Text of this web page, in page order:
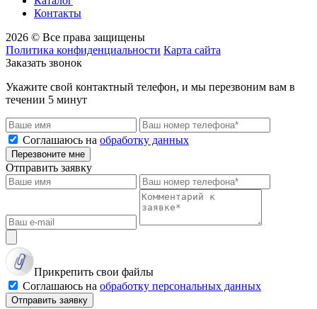
Контакты
2026 © Все права защищены
Политика конфиденциальности Карта сайта
Заказать звонок
Укажите свой контактный телефон, и мы перезвоним вам в
течении 5 минут
Соглашаюсь на обработку данных
Перезвоните мне
Отправить заявку
Прикрепить свои файлы
Соглашаюсь на обработку персональных данных
Отправить заявку